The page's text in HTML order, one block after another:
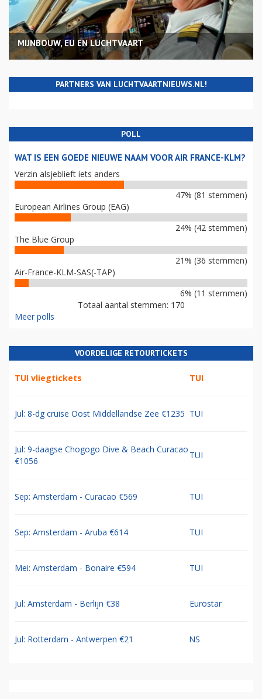
MIJNBOUW, EU EN LUCHTVAART
PARTNERS VAN LUCHTVAARTNIEUWS.NL!
POLL
WAT IS EEN GOEDE NIEUWE NAAM VOOR AIR FRANCE-KLM?
Verzin alsjeblieft iets anders
47% (81 stemmen)
European Airlines Group (EAG)
24% (42 stemmen)
The Blue Group
21% (36 stemmen)
Air-France-KLM-SAS(-TAP)
6% (11 stemmen)
Totaal aantal stemmen: 170
Meer polls
VOORDELIGE RETOURTICKETS
TUI vliegtickets TUI
Jul: 8-dg cruise Oost Middellandse Zee €1235 TUI
Jul: 9-daagse Chogogo Dive & Beach Curacao
€1056
TUI
Sep: Amsterdam - Curacao €569 TUI
Sep: Amsterdam - Aruba €614 TUI
Mei: Amsterdam - Bonaire €594 TUI
Jul: Amsterdam - Berlijn €38 Eurostar
Jul: Rotterdam - Antwerpen €21 NS